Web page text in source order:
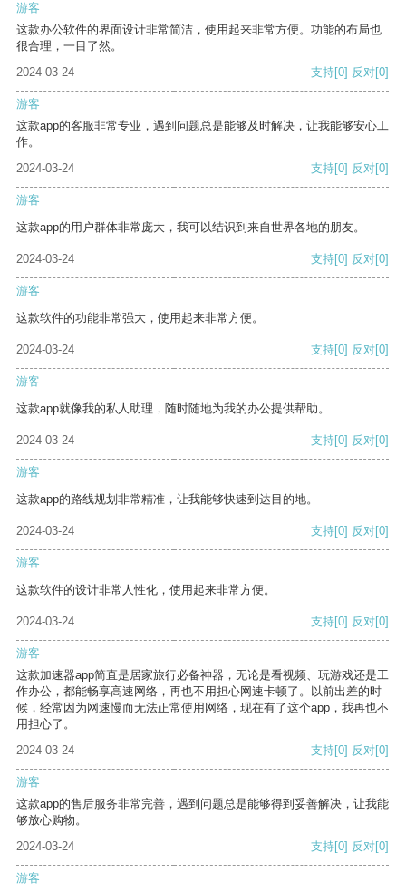
游客
这款办公软件的界面设计非常简洁，使用起来非常方便。功能的布局也
很合理，一目了然。
2024-03-24
支持[0] 反对[0]
游客
这款app的客服非常专业，遇到问题总是能够及时解决，让我能够安心工
作。
2024-03-24
支持[0] 反对[0]
游客
这款app的用户群体非常庞大，我可以结识到来自世界各地的朋友。
2024-03-24 支持[0] 反对[0]
游客
这款软件的功能非常强大，使用起来非常方便。
2024-03-24 支持[0] 反对[0]
游客
这款app就像我的私人助理，随时随地为我的办公提供帮助。
2024-03-24 支持[0] 反对[0]
游客
这款app的路线规划非常精准，让我能够快速到达目的地。
2024-03-24 支持[0] 反对[0]
游客
这款软件的设计非常人性化，使用起来非常方便。
2024-03-24 支持[0] 反对[0]
游客
这款加速器app简直是居家旅行必备神器，无论是看视频、玩游戏还是工
作办公，都能畅享高速网络，再也不用担心网速卡顿了。以前出差的时
候，经常因为网速慢而无法正常使用网络，现在有了这个app，我再也不
用担心了。
2024-03-24
支持[0] 反对[0]
游客
这款app的售后服务非常完善，遇到问题总是能够得到妥善解决，让我能
够放心购物。
2024-03-24
支持[0] 反对[0]
游客